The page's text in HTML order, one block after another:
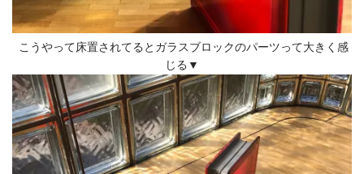
こうやって床置されてるとガラスブロックのパーツって大きく感
じる▼